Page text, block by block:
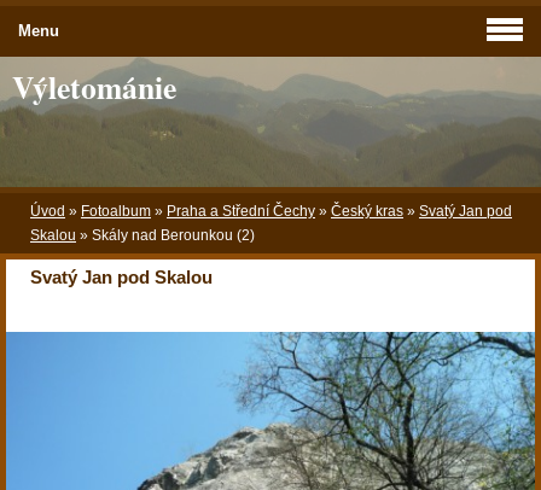
Výletománie
Úvod » Fotoalbum » Praha a Střední Čechy » Český kras » Svatý Jan pod
Skalou » Skály nad Berounkou (2)
Svatý Jan pod Skalou
Menu